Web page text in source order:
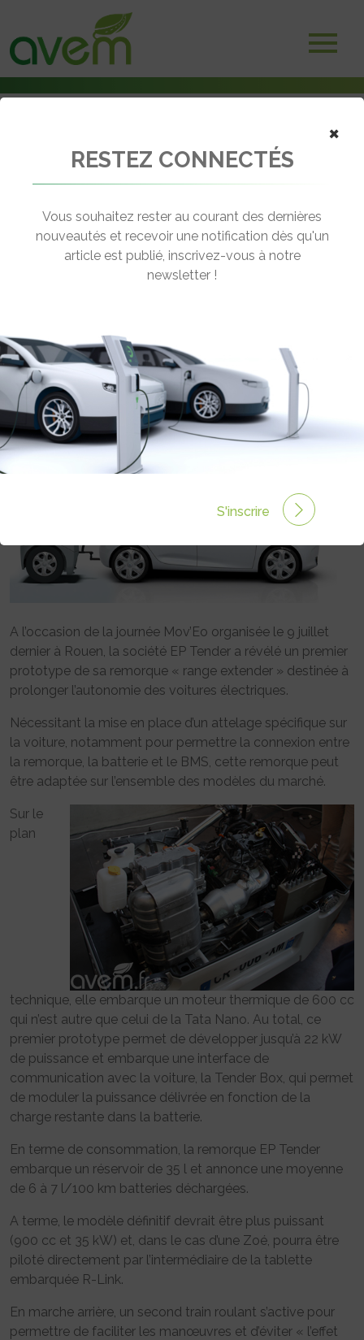
EP Tender – Une remorque pour prolonger l’autonomie des voitures
← Revenir aux actualités
EP TENDER – UNE REMORQUE POUR
PROLONGER L’AUTONOMIE DES
VOITURES ÉLECTRIQUES
Rédigé par le 16 Juil 2013 à 00:00 0 commentaires
A l’occasion de la journée Mov’Eo organisée le 9 juillet
dernier à Rouen, la société EP Tender a révélé un premier
prototype de sa remorque « range extender » destinée à
prolonger l’autonomie des voitures électriques.
Nécessitant la mise en place d’un attelage spécifique sur
la voiture, notamment pour permettre la connexion entre
la remorque, la batterie et le BMS, cette remorque peut
être adaptée sur l’ensemble des modèles du marché.
Sur le
plan
technique, elle embarque un moteur thermique de 600 cc
qui n’est autre que celui de la Tata Nano. Au total, ce
premier prototype permet de développer jusqu’à 22 kW
de puissance et embarque une interface de
communication avec la voiture, la Tender Box, qui permet
de moduler la puissance délivrée en fonction de la
charge restante dans la batterie.
En terme de consommation, la remorque EP Tender
embarque un réservoir de 35 l et annonce une moyenne
de 6 à 7 l/100 km batteries déchargées.
A terme, le modèle définitif devrait être plus puissant
(900 cc et 35 kW) et, dans le cas d’une Zoé, pourra être
piloté directement par l’intermédiaire de la tablette
embarquée R-Link.
En marche arrière, un second train roulant s’active pour
permettre de faciliter les manœuvres et d’éviter « l’effet
×
RESTEZ CONNECTÉS
Vous souhaitez rester au courant des dernières
nouveautés et recevoir une notification dès qu'un
article est publié, inscrivez-vous à notre
newsletter !
S'inscrire